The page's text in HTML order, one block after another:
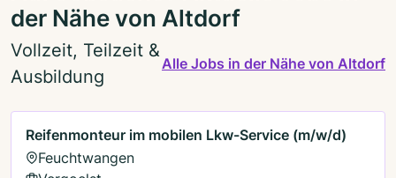
der Nähe von Altdorf
Vollzeit, Teilzeit &
Ausbildung
Alle Jobs in der Nähe von Altdorf
Reifenmonteur im mobilen Lkw-Service (m/w/d)
Feuchtwangen